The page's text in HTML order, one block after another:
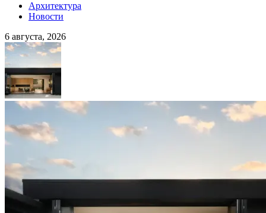
Архитектура
Новости
6 августа, 2026